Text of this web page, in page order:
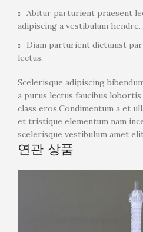
Abitur parturient praesent
adipiscing a vestibulum hendre.
Diam parturient dictumst
lectus.
Scelerisque adipiscing
a purus lectus faucibus
class eros.Condimentum a et
et tristique elementum nam
scelerisque vestibulum amet
연관 상품